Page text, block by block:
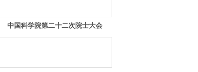
中国科学院第二十二次院士大会